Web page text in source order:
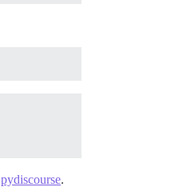
pydiscourse.